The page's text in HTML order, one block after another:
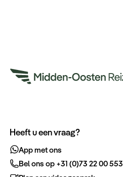
Heeft u een vraag?
App met ons
Bel ons op +31 (0)73 22 00 553